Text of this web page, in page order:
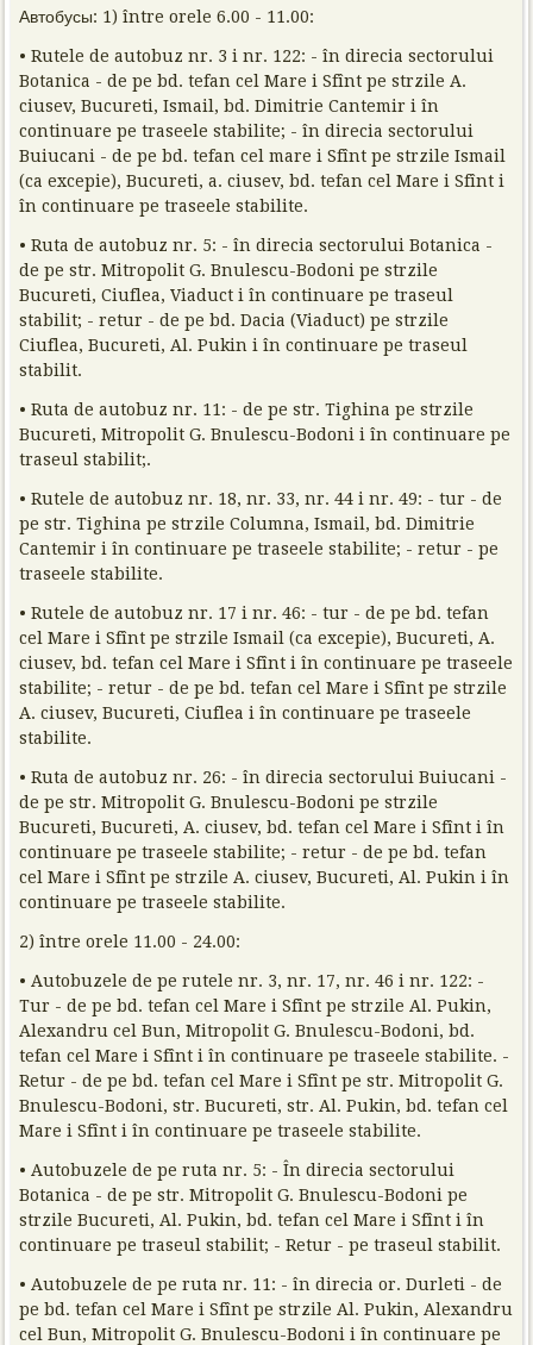
Автобусы: 1) între orele 6.00 - 11.00:
• Rutele de autobuz nr. 3 i nr. 122: - în direcia sectorului
Botanica - de pe bd. tefan cel Mare i Sfînt pe strzile A.
ciusev, Bucureti, Ismail, bd. Dimitrie Cantemir i în
continuare pe traseele stabilite; - în direcia sectorului
Buiucani - de pe bd. tefan cel mare i Sfînt pe strzile Ismail
(ca excepie), Bucureti, a. ciusev, bd. tefan cel Mare i Sfînt i
în continuare pe traseele stabilite.
• Ruta de autobuz nr. 5: - în direcia sectorului Botanica -
de pe str. Mitropolit G. Bnulescu-Bodoni pe strzile
Bucureti, Ciuflea, Viaduct i în continuare pe traseul
stabilit; - retur - de pe bd. Dacia (Viaduct) pe strzile
Ciuflea, Bucureti, Al. Pukin i în continuare pe traseul
stabilit.
• Ruta de autobuz nr. 11: - de pe str. Tighina pe strzile
Bucureti, Mitropolit G. Bnulescu-Bodoni i în continuare pe
traseul stabilit;.
• Rutele de autobuz nr. 18, nr. 33, nr. 44 i nr. 49: - tur - de
pe str. Tighina pe strzile Columna, Ismail, bd. Dimitrie
Cantemir i în continuare pe traseele stabilite; - retur - pe
traseele stabilite.
• Rutele de autobuz nr. 17 i nr. 46: - tur - de pe bd. tefan
cel Mare i Sfînt pe strzile Ismail (ca excepie), Bucureti, A.
ciusev, bd. tefan cel Mare i Sfînt i în continuare pe traseele
stabilite; - retur - de pe bd. tefan cel Mare i Sfînt pe strzile
A. ciusev, Bucureti, Ciuflea i în continuare pe traseele
stabilite.
• Ruta de autobuz nr. 26: - în direcia sectorului Buiucani -
de pe str. Mitropolit G. Bnulescu-Bodoni pe strzile
Bucureti, Bucureti, A. ciusev, bd. tefan cel Mare i Sfînt i în
continuare pe traseele stabilite; - retur - de pe bd. tefan
cel Mare i Sfînt pe strzile A. ciusev, Bucureti, Al. Pukin i în
continuare pe traseele stabilite.
2) între orele 11.00 - 24.00:
• Autobuzele de pe rutele nr. 3, nr. 17, nr. 46 i nr. 122: -
Tur - de pe bd. tefan cel Mare i Sfînt pe strzile Al. Pukin,
Alexandru cel Bun, Mitropolit G. Bnulescu-Bodoni, bd.
tefan cel Mare i Sfînt i în continuare pe traseele stabilite. -
Retur - de pe bd. tefan cel Mare i Sfînt pe str. Mitropolit G.
Bnulescu-Bodoni, str. Bucureti, str. Al. Pukin, bd. tefan cel
Mare i Sfînt i în continuare pe traseele stabilite.
• Autobuzele de pe ruta nr. 5: - În direcia sectorului
Botanica - de pe str. Mitropolit G. Bnulescu-Bodoni pe
strzile Bucureti, Al. Pukin, bd. tefan cel Mare i Sfînt i în
continuare pe traseul stabilit; - Retur - pe traseul stabilit.
• Autobuzele de pe ruta nr. 11: - în direcia or. Durleti - de
pe bd. tefan cel Mare i Sfînt pe strzile Al. Pukin, Alexandru
cel Bun, Mitropolit G. Bnulescu-Bodoni i în continuare pe